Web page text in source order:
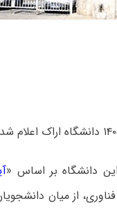
این دانشگاه بر اساس «
از میان